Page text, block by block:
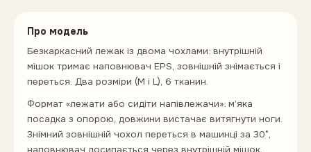
Про модель
Безкаркасний лежак із двома чохлами: внутрішній
мішок тримає наповнювач EPS, зовнішній знімається і
переться. Два розміри (M і L), 6 тканин.
Формат «лежати або сидіти напівлежачи»: м’яка
посадка з опорою, довжини вистачає витягнути ноги.
Знімний зовнішній чохол переться в машинці за 30°,
наповнювач досипається через внутрішній мішок.